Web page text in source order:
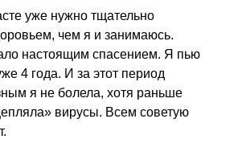
уже нужно тщательно
чем я и занимаюсь.
настоящим спасением. Я пью
4 года. И за этот период
я не болела, хотя раньше
вирусы. Всем советую